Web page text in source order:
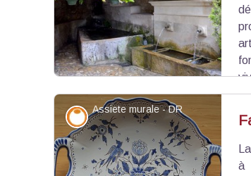
Voir l'image en plein
nature, artisans et histoire.
Assiete murale - DR
Savoir-faire
à